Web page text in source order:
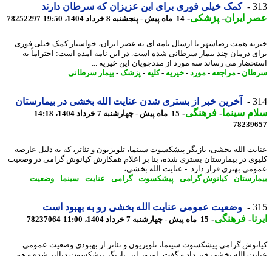
کمک خیلی فوری برای این عزیزان که سرطان دارند
ایران- پزشکی-14 ماه پیش - پنجشنبه 8 خرداد 1404، 19:50 78252297
همت رضاشهر با ارسال نامه ای به عصر ایران، خواستار کمک خیلی فوری
درمان چند بیمار سرطانی شده است. در این نامه آمده است: احتراماً به
می رساند سه مورد از مددجویان این خیریه ...
-مراجعه -مورد-خیریه- کلیه-پزشک -بیمار سرطانی
آخرین خبر از بستری شدن عنایت الله بخشی در بیمارستان
سینما-فرهنگی-15 ماه پیش - چهارشنبه 7 خرداد 1404، 14:18
الله بخشی، بازیگر پیشکسوت سینما، تلویزیون و تئاتر، که به دلیل عارضه
در بیمارستان بستری شده، بنا بر اعلام همکارش کیانوش گرامی در وضعیت
بهتری قرار دارد. - عنایت الله بخشی،
-کیانوش گرامی -پیشکسوت-گرامی -عنایت-سینما-وضعیت
وضعیت عمومی عنایت الله بخشی رو به بهبود است
-فرهنگی-15 ماه پیش - چهارشنبه 7 خرداد 1404، 11:00 78237064
گرامی پیشکسوت سینما، تلویزیون و تئاتر از بهبودی وضعیت عمومی